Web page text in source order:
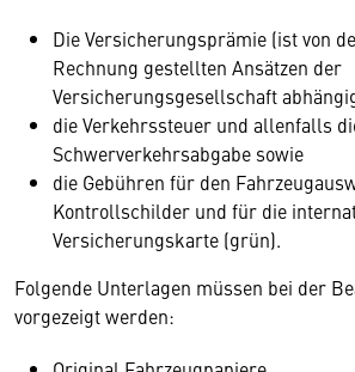
Die Versicherungsprämie (ist von
Rechnung gestellten Ansätzen der
Versicherungsgesellschaft
die Verkehrssteuer und allenfalls
Schwerverkehrsabgabe sowie
die Gebühren für den
Kontrollschilder und für die
Versicherungskarte (grün).
Folgende Unterlagen müssen bei der
vorgezeigt werden: